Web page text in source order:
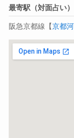
最寄駅（対面占い）
阪急京都線【京都